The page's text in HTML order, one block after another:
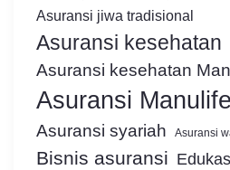
Asuransi jiwa tradisional
Asuransi kesehatan
Asuransi kesehatan
Asuransi Manulife
Asuransi syariah Asuransi
Bisnis asuransi